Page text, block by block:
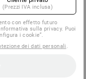
(Prezzi IVA inclusa)
con effetto futuro
sulla privacy. Puoi
i cookie”.
dei dati personali .